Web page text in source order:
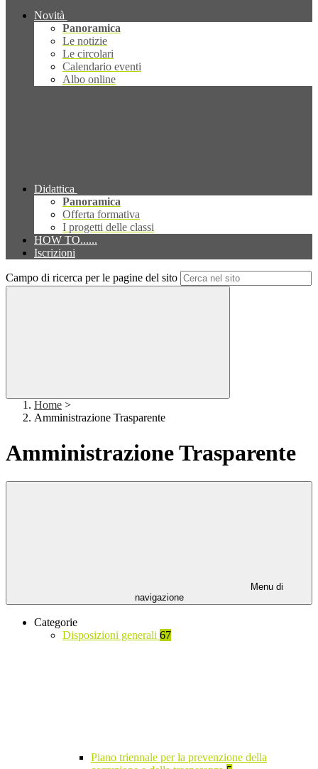
Novità
Panoramica
Le notizie
Le circolari
Calendario eventi
Albo online
Didattica
Panoramica
Offerta formativa
I progetti delle classi
HOW TO......
Iscrizioni
Campo di ricerca per le pagine del sito
Home >
Amministrazione Trasparente
Amministrazione Trasparente
Menu di
navigazione
Categorie
Disposizioni generali 67
Piano triennale per la prevenzione della